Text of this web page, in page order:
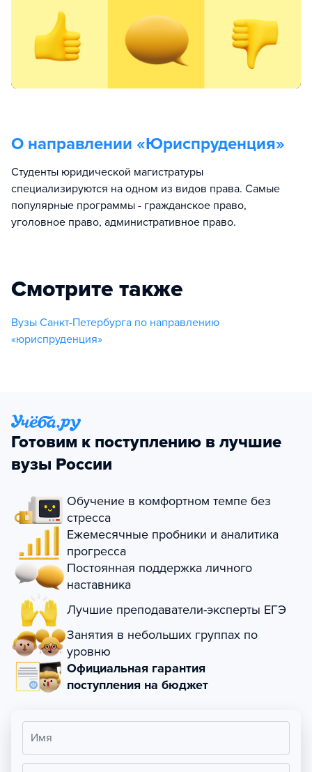
О направлении «Юриспруденция»
Студенты юридической магистратуры
специализируются на одном из видов права. Самые
популярные программы - гражданское право,
уголовное право, административное право.
Смотрите также
Вузы Санкт-Петербурга по направлению
«юриспруденция»
Готовим к поступлению в лучшие
вузы России
Обучение в комфортном темпе без
стресса
Ежемесячные пробники и аналитика
прогресса
Постоянная поддержка личного
наставника
Лучшие преподаватели-эксперты ЕГЭ
Занятия в небольших группах по
уровню
Официальная гарантия
поступления на бюджет
Имя